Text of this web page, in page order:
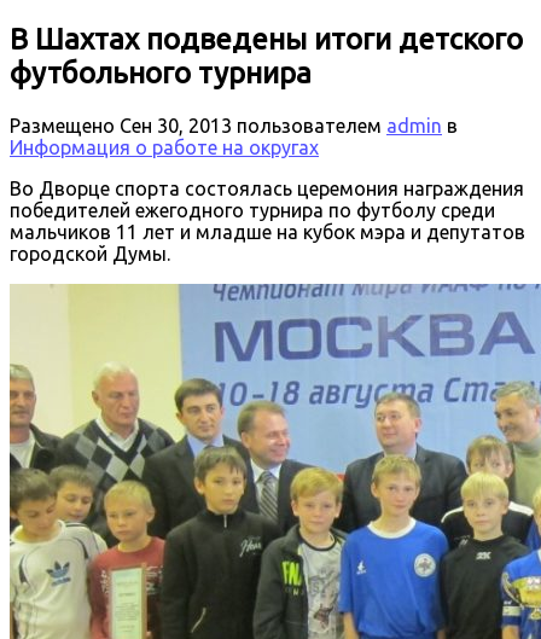
В Шахтах подведены итоги детского
футбольного турнира
Размещено Сен 30, 2013 пользователем admin в
Информация о работе на округах
Во Дворце спорта состоялась церемония награждения
победителей ежегодного турнира по футболу среди
мальчиков 11 лет и младше на кубок мэра и депутатов
городской Думы.